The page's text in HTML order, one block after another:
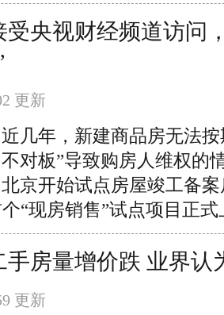
受央视财经频道访问
更新
近几年，新建商品房无法
不对板”导致购房人维权的
北京开始试点房屋竣工备
“现房销售”试点项目正式
手房量增价跌 业界
更新